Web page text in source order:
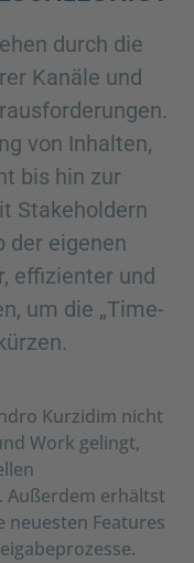
durch die
Kanäle und
von Inhalten,
bis hin zur
Stakeholdern
der eigenen
effizienter und
um die „Time-
Kurzidim nicht
Work gelingt,
Außerdem erhältst
neuesten Features